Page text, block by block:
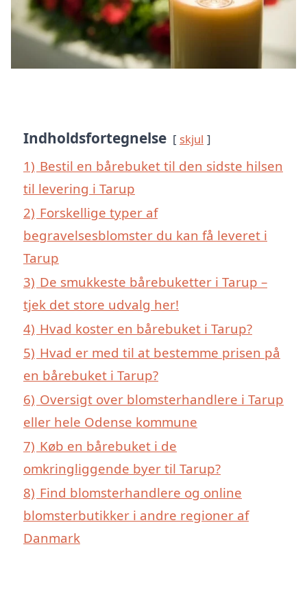
Indholdsfortegnelse skjul
1) Bestil en bårebuket til den sidste hilsen
til levering i Tarup
2) Forskellige typer af
begravelsesblomster du kan få leveret i
Tarup
3) De smukkeste bårebuketter i Tarup –
tjek det store udvalg her!
4) Hvad koster en bårebuket i Tarup?
5) Hvad er med til at bestemme prisen på
en bårebuket i Tarup?
6) Oversigt over blomsterhandlere i Tarup
eller hele Odense kommune
7) Køb en bårebuket i de
omkringliggende byer til Tarup?
8) Find blomsterhandlere og online
blomsterbutikker i andre regioner af
Danmark